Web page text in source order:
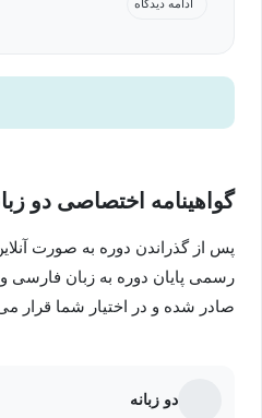
ادامه دیدگاه
گواهینامه اختصاصی دو
پس از گذراندن دوره به صورت
رسمی پایان دوره به زبان
صادر شده و در اختیار شما قرار
دو زبانه